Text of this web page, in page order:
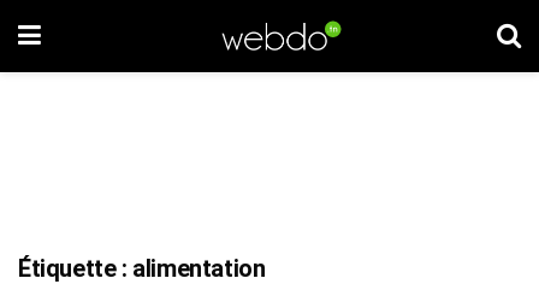
Étiquette : alimentation